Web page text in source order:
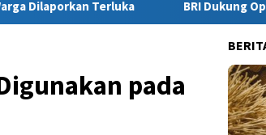
BRI Dukung Optimalisasi
pada